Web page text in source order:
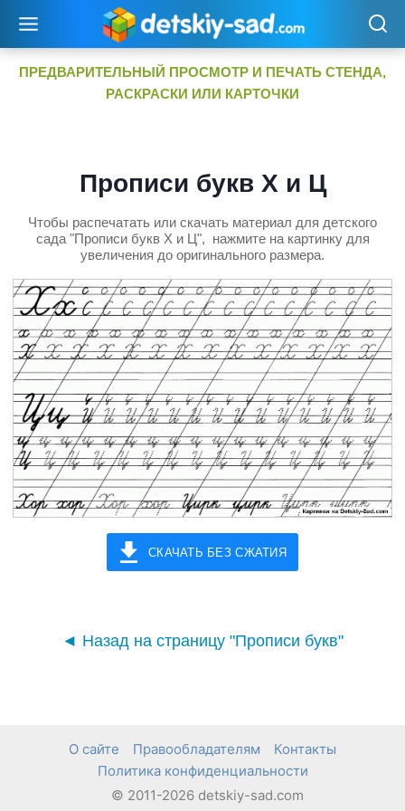
содержимому
ПРЕДВАРИТЕЛЬНЫЙ ПРОСМОТР И ПЕЧАТЬ СТЕНДА,
РАСКРАСКИ ИЛИ КАРТОЧКИ
Прописи букв Х и Ц
Чтобы распечатать или скачать материал для детского
сада "Прописи букв Х и Ц", нажмите на картинку для
увеличения до оригинального размера.
СКАЧАТЬ БЕЗ СЖАТИЯ
◄ Назад на страницу "Прописи букв"
О сайте Правообладателям
Контакты
Политика конфиденциальности
© 2011-2026 detskiy-sad.com